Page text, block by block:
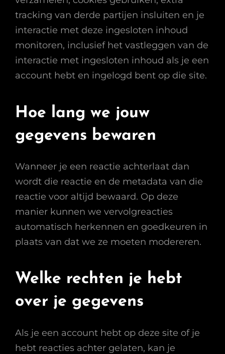
tracking van derde partijen insluiten en je
interactie met deze ingesloten inhoud
monitoren, inclusief het vastleggen van de
interactie met ingesloten inhoud als je een
account hebt en ingelogd bent op die site.
Hoe lang we jouw
gegevens bewaren
Wanneer je een reactie achterlaat dan
wordt die reactie en de metadata van die
reactie voor altijd bewaard. Op deze
manier kunnen we vervolgreacties
automatisch herkennen en goedkeuren in
plaats van dat we ze moeten modereren.
Welke rechten je hebt
over je gegevens
Als je een account hebt op deze site of je
hebt reacties achter gelaten, kan je